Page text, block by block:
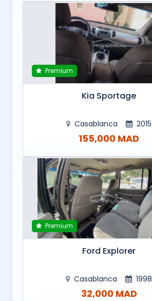
Premium
Kia Sportage
Casablanca 2015
155,000 MAD
Premium
Ford Explorer
Casablanca 1998
32,000 MAD